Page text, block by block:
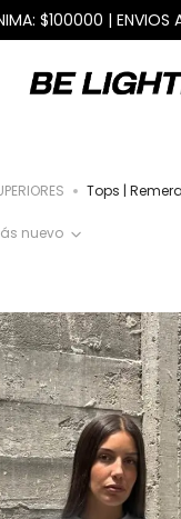
$100000 | ENVIOS
Tops |
nuevo